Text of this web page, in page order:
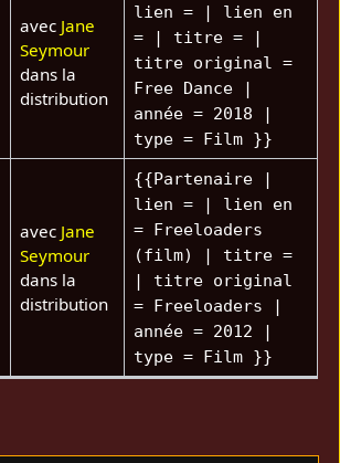
avec Jane
Seymour
dans la
distribution
lien = | lien en
= | titre = |
titre original =
Free Dance |
année = 2018 |
type = Film }}
avec Jane
Seymour
dans la
distribution
{{Partenaire |
lien = | lien en
= Freeloaders
(film) | titre =
| titre original
= Freeloaders |
année = 2012 |
type = Film }}